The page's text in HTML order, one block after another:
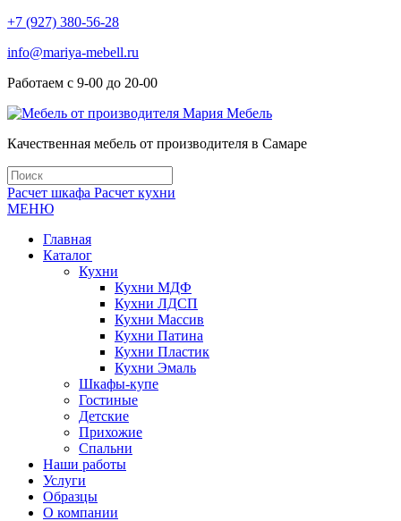
+7 (927) 380-56-28
info@mariya-mebell.ru
Работаем с 9-00 до 20-00
Качественная мебель от производителя в Самаре
Расчет шкафа Расчет кухни
МЕНЮ
Главная
Каталог
Кухни
Кухни МДФ
Кухни ЛДСП
Кухни Массив
Кухни Патина
Кухни Пластик
Кухни Эмаль
Шкафы-купе
Гостиные
Детские
Прихожие
Спальни
Наши работы
Услуги
Образцы
О компании